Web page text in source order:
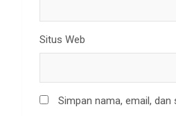
Situs Web
Simpan nama, email,